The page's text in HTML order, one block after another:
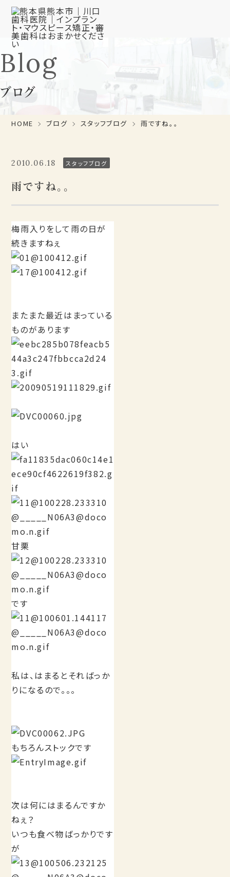
Blog
ブログ
HOME ブログ スタッフブログ 雨ですね。。
2010.06.18 スタッフブログ
雨ですね。。
梅雨入りをして雨の日が
続きますねぇ
またまた最近はまっている
ものがあります
はい
甘栗
です
私は、はまるとそればっか
りになるので。。。
もちろんストックです
次は何にはまるんですか
ねぇ？
いつも食べ物ばっかりです
が